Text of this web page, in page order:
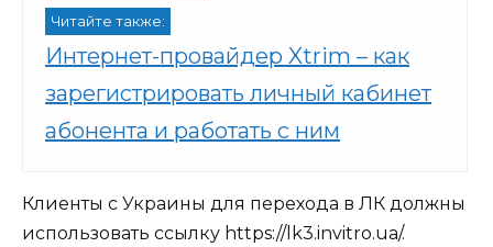
Читайте также:
Интернет-провайдер Xtrim – как
зарегистрировать личный кабинет
абонента и работать с ним
Клиенты с Украины для перехода в ЛК должны
использовать ссылку https://lk3.invitro.ua/.